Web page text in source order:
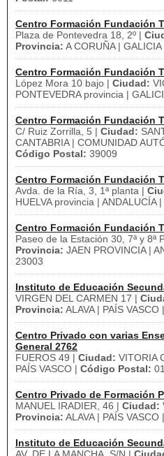
Centro Formación Fundación
Plaza de Pontevedra 18, 2º |
Provincia: A CORUÑA | GALICIA
Centro Formación Fundación
López Mora 10 bajo | Ciudad:
PONTEVEDRA provincia |
Centro Formación Fundación
C/ Ruiz Zorrilla, 5 | Ciudad:
CANTABRIA | COMUNIDAD
Código Postal: 39009
Centro Formación Fundación
Avda. de la Ría, 3, 1ª planta |
HUELVA provincia | ANDALUCÍA |
Centro Formación Fundación
Paseo de la Estación 30, 7ª y 8ª
Provincia: JAEN PROVINCIA |
23003
Instituto de Educación
VIRGEN DEL CARMEN 17 |
Provincia: ALAVA | PAÍS VASCO |
Centro Privado con varias
General 2762
FUEROS 49 | Ciudad: VITORIA
PAÍS VASCO | Código Postal:
Centro Privado de Formación
MANUEL IRADIER, 46 | Ciudad:
Provincia: ALAVA | PAÍS VASCO |
Instituto de Educación